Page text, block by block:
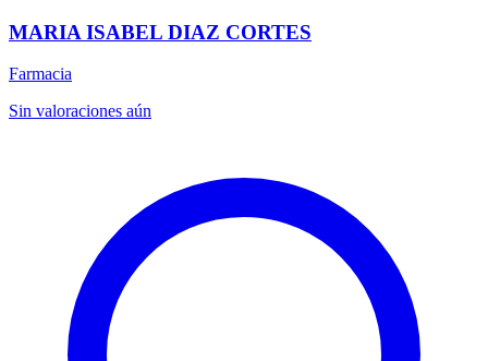
MARIA ISABEL DIAZ CORTES
Farmacia
Sin valoraciones aún